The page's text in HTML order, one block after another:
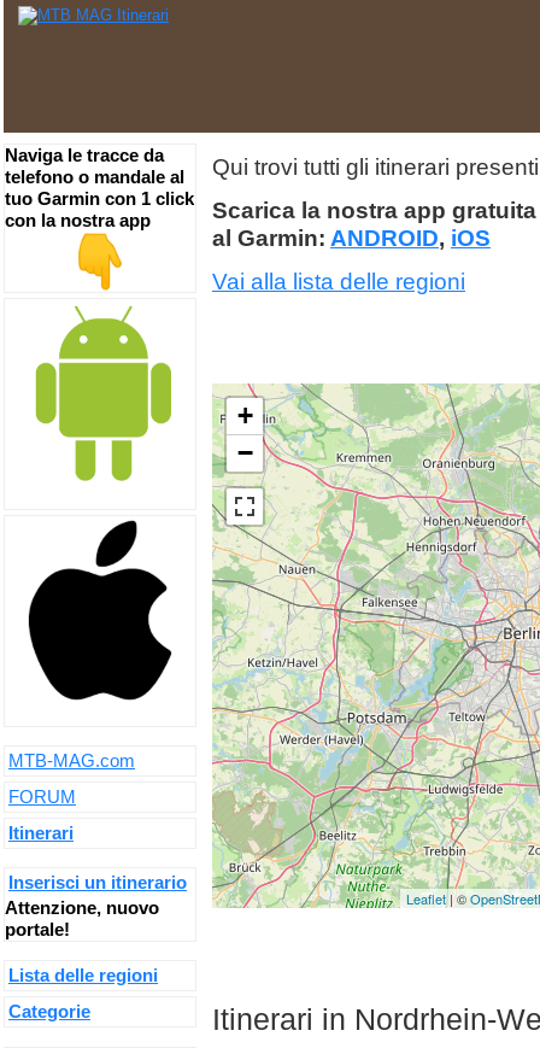
Qui trovi tutti gli itinerari
Scarica la nostra app
al Garmin: ANDROID, iOS
Vai alla lista delle regioni
+
−
Leaflet | ©
Itinerari in Nordrhein-
Naviga le tracce da
telefono o mandale al
tuo Garmin con 1 click
con la nostra app
MTB-MAG.com
FORUM
Itinerari
Inserisci un itinerario
Attenzione, nuovo
portale!
Lista delle regioni
Categorie